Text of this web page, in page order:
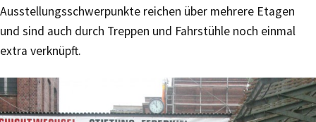
Ausstellungsschwerpunkte reichen über mehrere Etagen
und sind auch durch Treppen und Fahrstühle noch einmal
extra verknüpft.